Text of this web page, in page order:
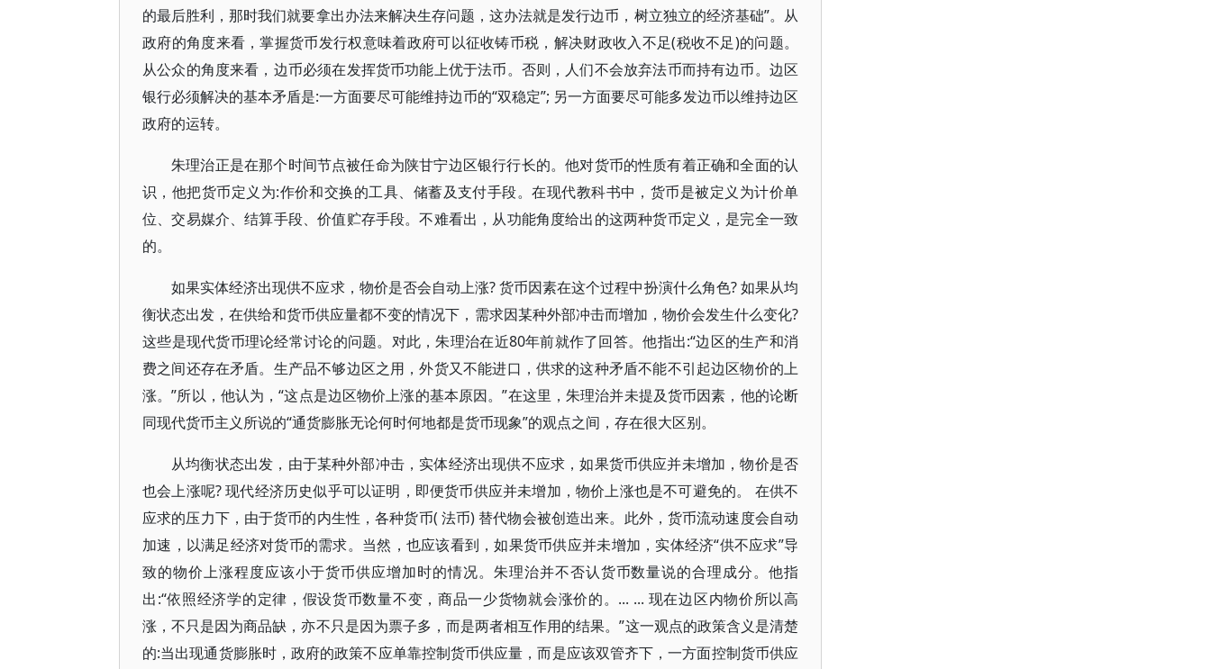
的最后胜利，那时我们就要拿出办法来解决生存问题，这办法就是发行边币，树立独立的经济基础”。从
政府的角度来看，掌握货币发行权意味着政府可以征收铸币税，解决财政收入不足(税收不足)的问题。
从公众的角度来看，边币必须在发挥货币功能上优于法币。否则，人们不会放弃法币而持有边币。边区
银行必须解决的基本矛盾是:一方面要尽可能维持边币的“双稳定”; 另一方面要尽可能多发边币以维持边区
政府的运转。
朱理治正是在那个时间节点被任命为陕甘宁边区银行行长的。他对货币的性质有着正确和全面的认
识，他把货币定义为:作价和交换的工具、储蓄及支付手段。在现代教科书中，货币是被定义为计价单
位、交易媒介、结算手段、价值贮存手段。不难看出，从功能角度给出的这两种货币定义，是完全一致
的。
如果实体经济出现供不应求，物价是否会自动上涨? 货币因素在这个过程中扮演什么角色? 如果从均
衡状态出发，在供给和货币供应量都不变的情况下，需求因某种外部冲击而增加，物价会发生什么变化?
这些是现代货币理论经常讨论的问题。对此，朱理治在近80年前就作了回答。他指出:“边区的生产和消
费之间还存在矛盾。生产品不够边区之用，外货又不能进口，供求的这种矛盾不能不引起边区物价的上
涨。”所以，他认为，“这点是边区物价上涨的基本原因。”在这里，朱理治并未提及货币因素，他的论断
同现代货币主义所说的“通货膨胀无论何时何地都是货币现象”的观点之间，存在很大区别。
从均衡状态出发，由于某种外部冲击，实体经济出现供不应求，如果货币供应并未增加，物价是否
也会上涨呢? 现代经济历史似乎可以证明，即便货币供应并未增加，物价上涨也是不可避免的。 在供不
应求的压力下，由于货币的内生性，各种货币( 法币) 替代物会被创造出来。此外，货币流动速度会自动
加速，以满足经济对货币的需求。当然，也应该看到，如果货币供应并未增加，实体经济“供不应求”导
致的物价上涨程度应该小于货币供应增加时的情况。朱理治并不否认货币数量说的合理成分。他指
出:“依照经济学的定律，假设货币数量不变，商品一少货物就会涨价的。... ... 现在边区内物价所以高
涨，不只是因为商品缺，亦不只是因为票子多，而是两者相互作用的结果。”这一观点的政策含义是清楚
的:当出现通货膨胀时，政府的政策不应单靠控制货币供应量，而是应该双管齐下，一方面控制货币供应